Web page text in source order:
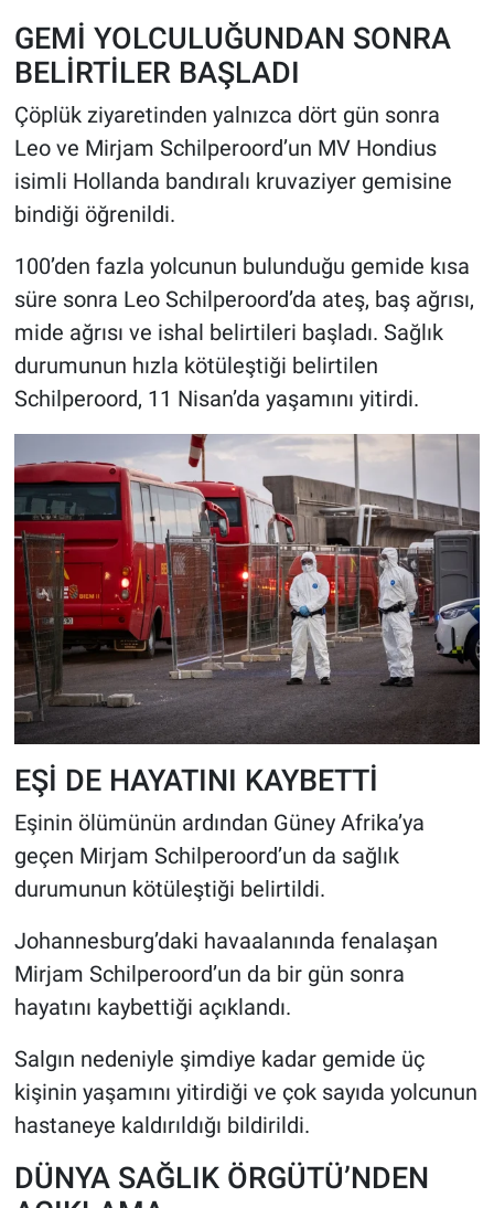
GEMİ YOLCULUĞUNDAN SONRA
BELİRTİLER BAŞLADI
Çöplük ziyaretinden yalnızca dört gün sonra
Leo ve Mirjam Schilperoord’un MV Hondius
isimli Hollanda bandıralı kruvaziyer gemisine
bindiği öğrenildi.
100’den fazla yolcunun bulunduğu gemide kısa
süre sonra Leo Schilperoord’da ateş, baş ağrısı,
mide ağrısı ve ishal belirtileri başladı. Sağlık
durumunun hızla kötüleştiği belirtilen
Schilperoord, 11 Nisan’da yaşamını yitirdi.
EŞİ DE HAYATINI KAYBETTİ
Eşinin ölümünün ardından Güney Afrika’ya
geçen Mirjam Schilperoord’un da sağlık
durumunun kötüleştiği belirtildi.
Johannesburg’daki havaalanında fenalaşan
Mirjam Schilperoord’un da bir gün sonra
hayatını kaybettiği açıklandı.
Salgın nedeniyle şimdiye kadar gemide üç
kişinin yaşamını yitirdiği ve çok sayıda yolcunun
hastaneye kaldırıldığı bildirildi.
DÜNYA SAĞLIK ÖRGÜTÜ’NDEN